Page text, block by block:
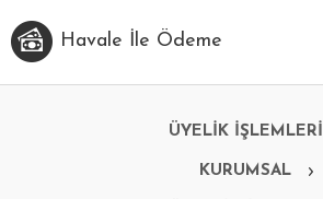
Havale İle Ödeme
ÜYELİK İŞLEMLERİ
KURUMSAL